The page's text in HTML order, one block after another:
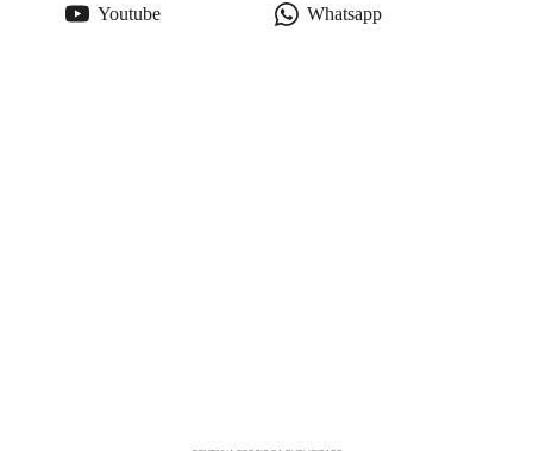
Youtube Whatsapp